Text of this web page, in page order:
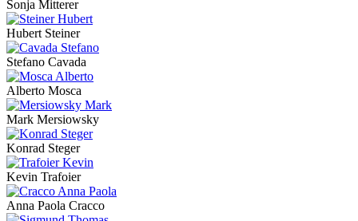
Sonja Mitterer
Hubert Steiner
Stefano Cavada
Alberto Mosca
Mark Mersiowsky
Konrad Steger
Kevin Trafoier
Anna Paola Cracco